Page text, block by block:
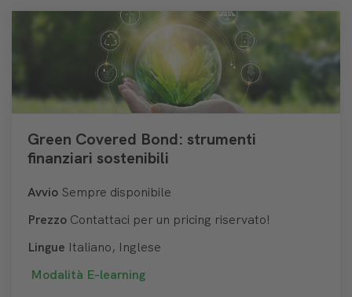
Green Covered Bond: strumenti
finanziari sostenibili
Avvio Sempre disponibile
Prezzo Contattaci per un pricing riservato!
Lingue Italiano, Inglese
Modalità E-learning